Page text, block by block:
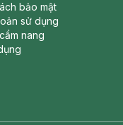
bảo mật
sử dụng
nang